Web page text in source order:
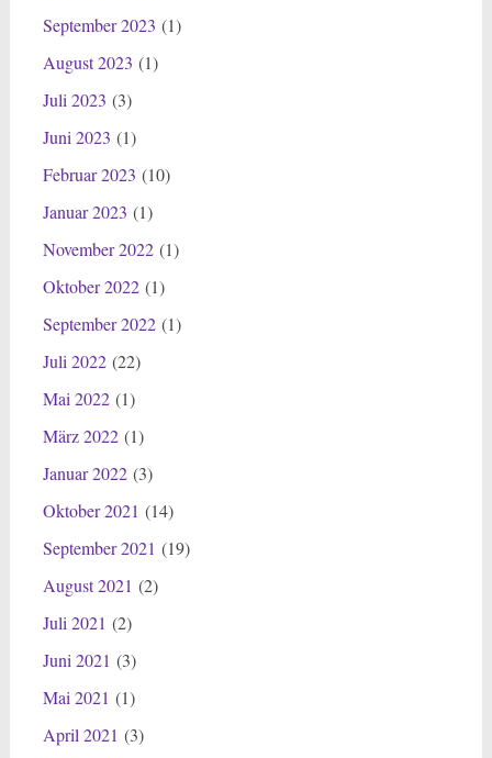
September 2023 (1)
August 2023 (1)
Juli 2023 (3)
Juni 2023 (1)
Februar 2023 (10)
Januar 2023 (1)
November 2022(1)
Oktober 2022(1)
September 2022(1)
Juli 2022(22)
Mai 2022(1)
März 2022(1)
Januar 2022(3)
Oktober 2021 (14)
September 2021 (19)
August 2021 (2)
Juli 2021 (2)
Juni 2021 (3)
Mai 2021 (1)
April 2021 (3)